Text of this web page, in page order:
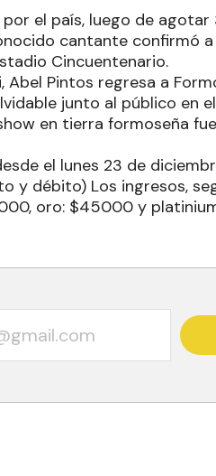
el país, luego de
cantante confirmó
Cincuentenario.
Abel Pintos regresa a
junto al público en
en tierra formoseña
el lunes 23 de
y débito) Los ingresos,
oro: $45000 y